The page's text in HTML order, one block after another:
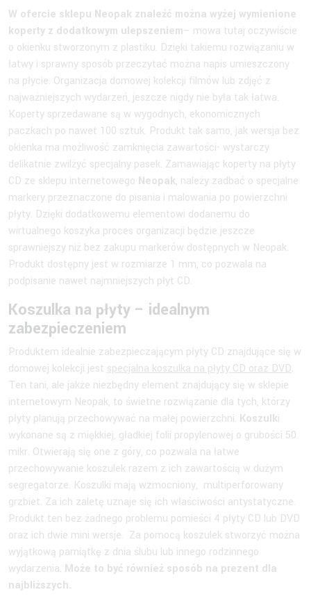
W ofercie sklepu Neopak znaleźć można wyżej wymienione
koperty z dodatkowym ulepszeniem– mowa tutaj oczywiście
o okienku stworzonym z plastiku. Dzięki takiemu rozwiązaniu w
łatwy i sprawny sposób przeczytać można napis umieszczony
na płycie. Organizacja domowej kolekcji filmów lub zdjęć z
najważniejszych wydarzeń, jeszcze nigdy nie była tak łatwa.
Koperty sprzedawane są w wygodnych, ekonomicznych
paczkach po nawet 100 sztuk. Produkt tak samo, jak wersja bez
okienka ma możliwość zamknięcia zawartości- wystarczy
delikatnie zwilżyć specjalny pasek. Zamawiając koperty na płyty
CD ze sklepu internetowego Neopak, należy zadbać o specjalne
markery przeznaczone do pisania i malowania po powierzchni
płyty. Dzięki dodatkowemu elementowi dodanemu do
wirtualnego koszyka proces organizacji będzie jeszcze
sprawniejszy niż bez zakupu markerów dostępnych w Neopak.
Produkt dostępny jest w rozmiarze 1 mm, co pozwala na
podpisanie nawet najmniejszych płyt CD.
Koszulka na płyty – idealnym
zabezpieczeniem
Produktem idealnie zabezpieczającym płyty CD znajdujące się w
domowej kolekcji jest specjalna koszulka na płyty CD oraz DVD.
Ten tani, ale jakże niezbędny element znajdujący się w sklepie
internetowym Neopak, to świetne rozwiązanie dla tych, którzy
płyty planują przechowywać na małej powierzchni. Koszulki
wykonane są z miękkiej, gładkiej folii propylenowej o grubości 50
mikr. Otwierają się one z góry, co pozwala na łatwe
przechowywanie koszulek razem z ich zawartością w dużym
segregatorze. Koszulki mają wzmocniony, multiperforowany
grzbiet. Za ich zaletę uznaje się ich właściwości antystatyczne.
Produkt ten bez żadnego problemu pomieści 4 płyty CD lub DVD
oraz ich dwie mini wersje. Za pomocą koszulek stworzyć można
wyjątkową pamiątkę z dnia ślubu lub innego rodzinnego
wydarzenia. Może to być również sposób na prezent dla
najbliższych.